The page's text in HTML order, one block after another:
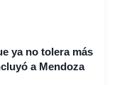
ya no tolera más
a Mendoza